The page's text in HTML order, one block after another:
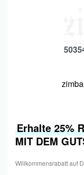
Erhalte 25%
MIT DEM
Willkommensrabatt auf